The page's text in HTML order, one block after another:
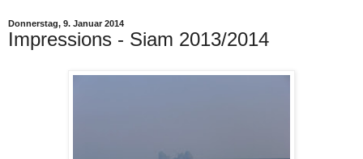
Donnerstag, 9. Januar 2014
Impressions - Siam 2013/2014